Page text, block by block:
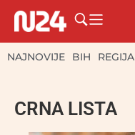
NAJNOVIJE BIH REGIJA
CRNA LISTA